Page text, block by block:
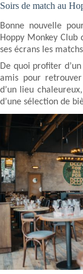
Soirs de match au
Bonne nouvelle
Hoppy Monkey
ses écrans les
De quoi profiter
amis pour
d’un lieu
d’une sélection de